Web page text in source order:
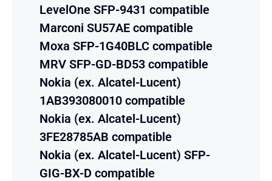
LevelOne SFP-9431 compatible
Marconi SU57AE compatible
Moxa SFP-1G40BLC compatible
MRV SFP-GD-BD53 compatible
Nokia (ex. Alcatel-Lucent)
1AB393080010 compatible
Nokia (ex. Alcatel-Lucent)
3FE28785AB compatible
Nokia (ex. Alcatel-Lucent) SFP-
GIG-BX-D compatible